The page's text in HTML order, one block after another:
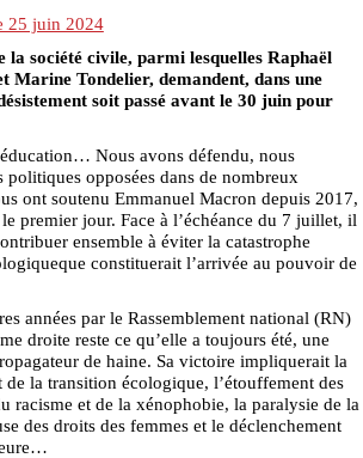
25 juin 2024
la société civile, parmi lesquelles Raphaël
Marine Tondelier, demandent, dans une
soit passé avant le 30 juin pour
Nous avons défendu, nous
opposées dans de nombreux
ont soutenu Emmanuel Macron depuis 2017,
premier jour. Face à l’échéance du 7 juillet, il
ensemble à éviter la catastrophe
constituerait l’arrivée au pouvoir de
années par le Rassemblement national (RN)
droite reste ce qu’elle a toujours été, une
de haine. Sa victoire impliquerait la
la transition écologique, l’étouffement des
racisme et de la xénophobie, la paralysie de la
des droits des femmes et le déclenchement